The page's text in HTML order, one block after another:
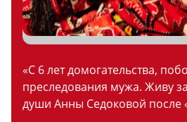
«С 6 лет домогательства,
преследования мужа. Живу
души Анны Седоковой после